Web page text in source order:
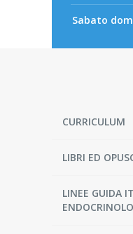
Sabato
CURRICULUM
LIBRI ED
LINEE GUIDA